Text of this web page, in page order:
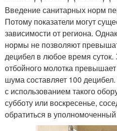
Введение санитарных норм
Потому показатели могут
зависимости от региона.
нормы не позволяют
децибел в любое время
отбойного молотка
шума составляет 100
с использованием такого
субботу или воскресенье,
обратиться в уполномоченный